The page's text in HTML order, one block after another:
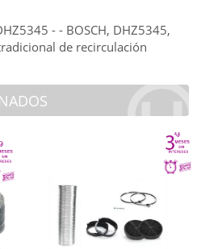
- - BOSCH, DHZ5345,
de recirculación